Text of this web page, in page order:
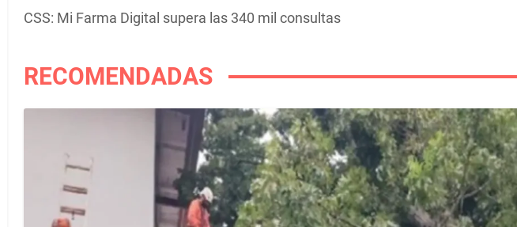
CSS: Mi Farma Digital supera las 340 mil consultas
RECOMENDADAS